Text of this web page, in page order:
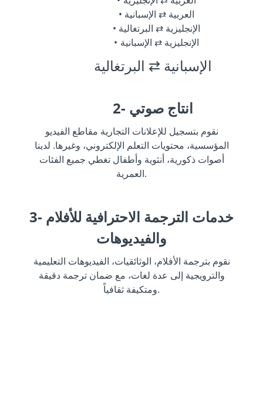
العربية ⇄ الإسبانية
الإنجليزية ⇄ البرتغالية
الإنجليزية ⇄ الإسبانية
الإسبانية ⇄ البرتغالية
2- انتاج صوتي
نقوم بتسجيل للإعلانات التجارية مقاطع الفيديو
المؤسسية، محتويات التعلم الإلكتروني، وغيرها. لدينا
أصوات ذكورية، أنثوية وأطفال تغطي جميع الفئات
العمرية.
3- خدمات الترجمة الاحترافية للأفلام
والفيديوهات
نقوم بترجمة الأفلام، الوثائقيات، الفيديوهات التعليمية
والترويجية إلى عدة لغات، مع ضمان ترجمة دقيقة
ومتكيفة ثقافياً.